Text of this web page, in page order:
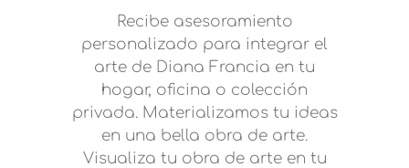
Recibe asesoramiento
personalizado para integrar el
arte de Diana Francia en tu
hogar, oficina o colección
privada. Materializamos tu ideas
en una bella obra de arte.
Visualiza tu obra de arte en tu